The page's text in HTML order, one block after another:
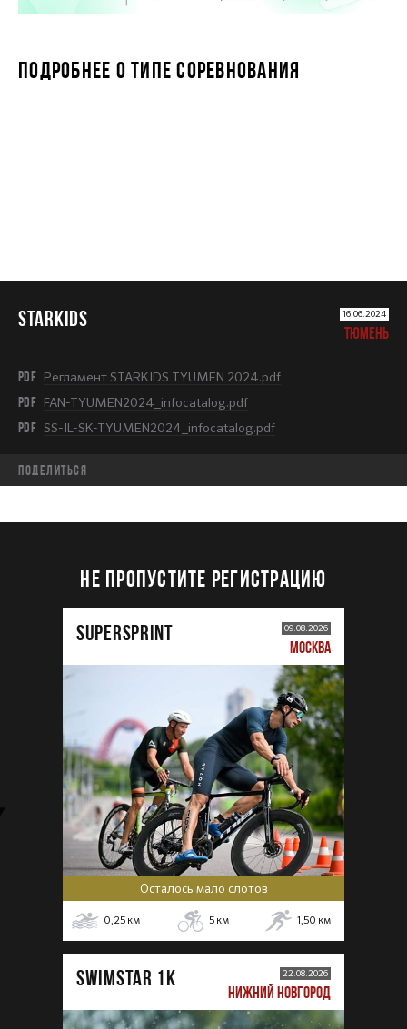
ПОДРОБНЕЕ О ТИПЕ СОРЕВНОВАНИЯ
STARKIDS 16.06.2024
ТЮМЕНЬ
PDF Регламент STARKIDS TYUMEN 2024.pdf
PDF FAN-TYUMEN2024_infocatalog.pdf
PDF SS-IL-SK-TYUMEN2024_infocatalog.pdf
Поделиться
НЕ ПРОПУСТИТЕ РЕГИСТРАЦИЮ
SUPERSPRINT 09.08.2026
МОСКВА
Осталось мало слотов
0,25 км 5 км 1,50 км
SWIMSTAR 1K 22.08.2026
НИЖНИЙ НОВГОРОД